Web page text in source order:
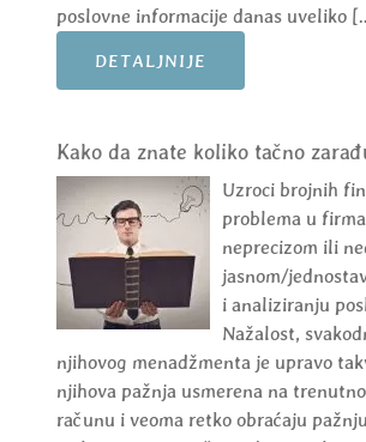
poslovne informacije danas uveliko
DETALJNIJE
Kako da znate koliko tačno
Uzroci brojnih
problema u
neprecizom ili
jasnom/
i analiziranju
Nažalost,
njihovog menadžmenta je upravo
njihova pažnja usmerena na
računu i veoma retko obraćaju